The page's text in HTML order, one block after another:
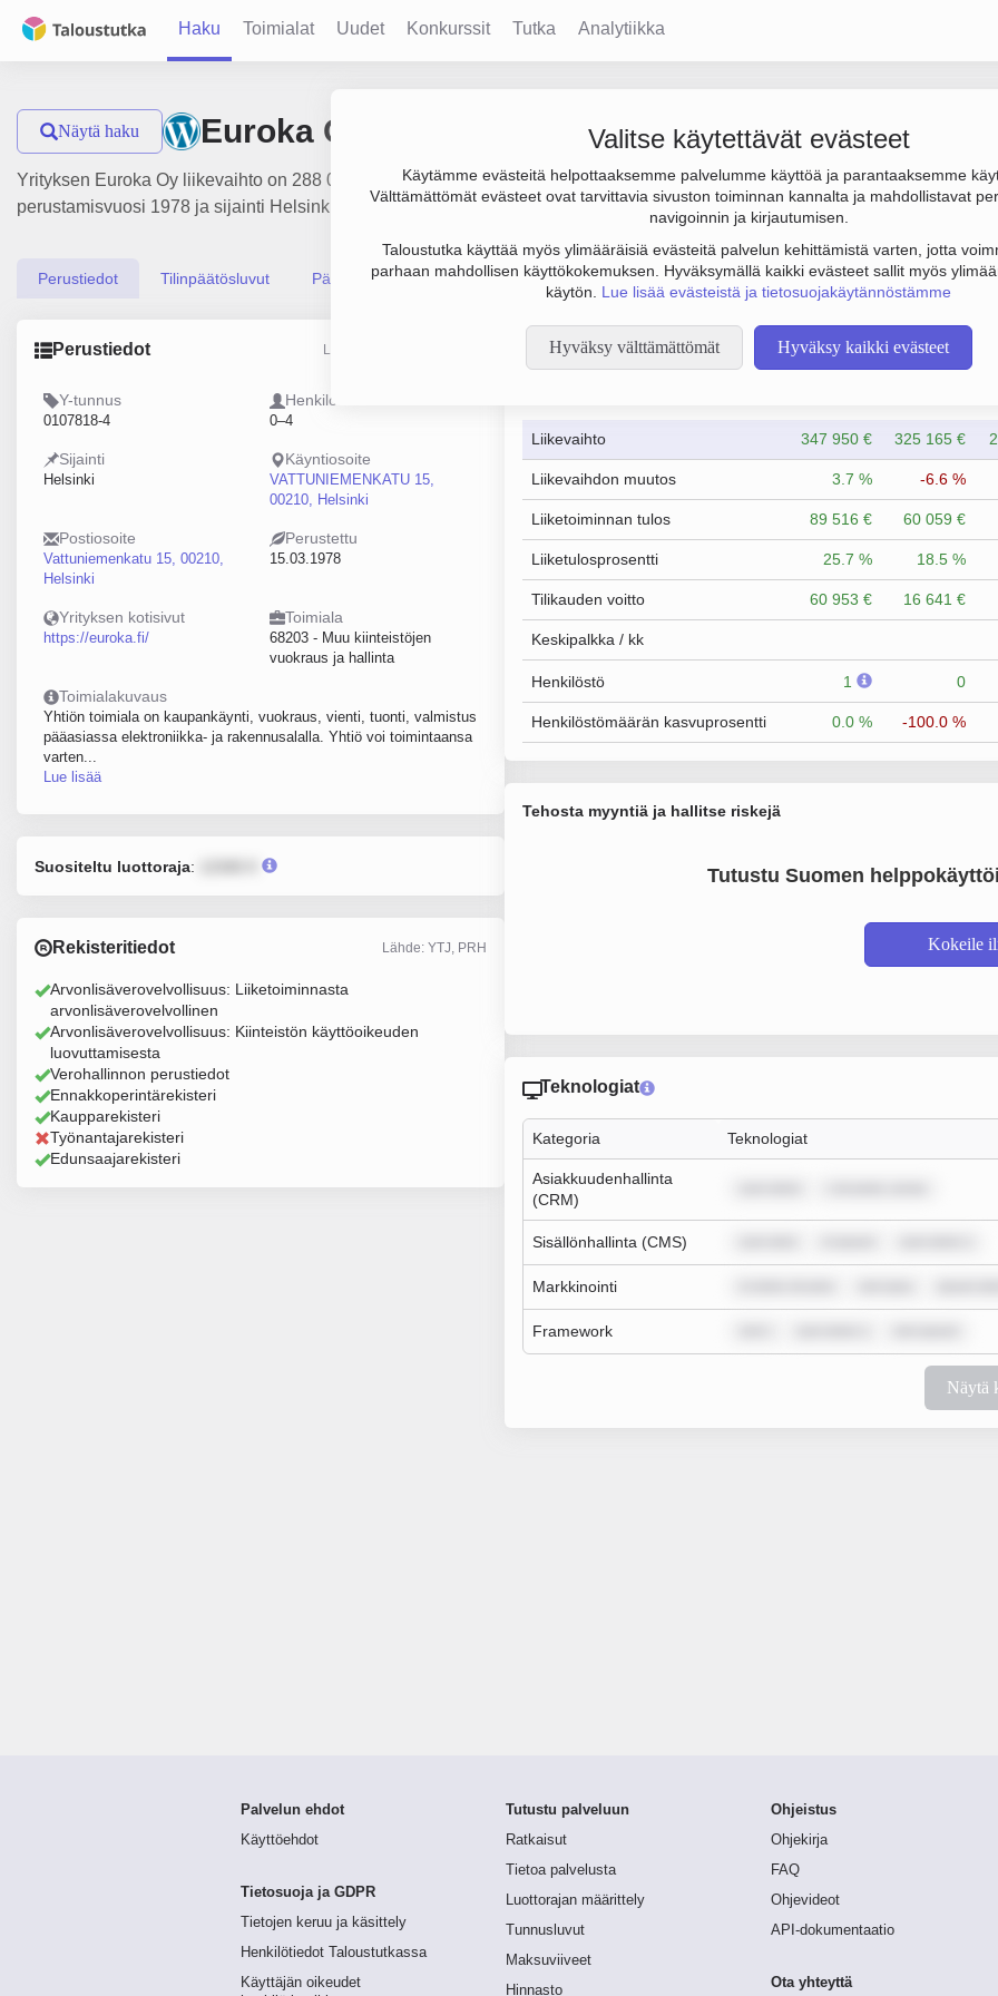
Haku Toimialat Uudet Konkurssit Tutka Analytiikka
Valitse käytettävät evästeet
Käytämme evästeitä helpottaaksemme palvelumme käyttöä ja parantaaksemme
Välttämättömät evästeet ovat tarvittavia sivuston toiminnan kannalta ja mahdollistavat
navigoinnin ja kirjautumisen.
Taloustutka käyttää myös ylimääräisiä evästeitä palvelun kehittämistä varten, jotta
parhaan mahdollisen käyttökokemuksen. Hyväksymällä kaikki evästeet sallit myös
käytön. Lue lisää evästeistä ja tietosuojakäytännöstämme
Hyväksy välttämättömät Hyväksy kaikki evästeet
Näytä haku Euroka Oy
Yrityksen Euroka Oy liikevaihto on 288 000 €, tulos 40 000 € ja henkilöstömäärä 0. Sen päätoimiala on Muu kiinteistöjen
perustamisvuosi 1978 ja sijainti Helsinki. Yrityksen yhtiömuoto Osakeyhtiö (OY).
Perustiedot Tilinpäätösluvut Päättäjätiedot
Perustiedot Lähde: YTJ, PRH, Traficom
Y-tunnus
0107818-4
Henkilöstömäärä
0–4
Sijainti
Helsinki
Käyntiosoite
VATTUNIEMENKATU 15,
00210, Helsinki
Postiosoite
Vattuniemenkatu 15, 00210,
Helsinki
Perustettu
15.03.1978
Yrityksen kotisivut
https://euroka.fi/
Toimiala
68203 - Muu kiinteistöjen
vuokraus ja hallinta
Toimialakuvaus
Yhtiön toimiala on kaupankäynti, vuokraus, vienti, tuonti, valmistus
pääasiassa elektroniikka- ja rakennusalalla. Yhtiö voi toimintaansa
varten...
Lue lisää
Suositeltu luottoraja:
Rekisteritiedot Lähde: YTJ, PRH
Arvonlisäverovelvollisuus: Liiketoiminnasta
arvonlisäverovelvollinen
Arvonlisäverovelvollisuus: Kiinteistön käyttöoikeuden
luovuttamisesta
Verohallinnon perustiedot
Ennakkoperintärekisteri
Kaupparekisteri
Työnantajarekisteri
Edunsaajarekisteri
Taloustiedot
Liikevaihto 347 950 € 325 165 €
Liikevaihdon muutos 3.7 % -6.6 %
Liiketoiminnan tulos 89 516 € 60 059 €
Liiketulosprosentti 25.7 % 18.5 %
Tilikauden voitto 60 953 € 16 641 €
Keskipalkka / kk
Henkilöstö 1 0
Henkilöstömäärän kasvuprosentti 0.0 % -100.0 %
Tehosta myyntiä ja hallitse riskejä
Tutustu Suomen
Kokeile
Teknologiat
Kategoria Teknologiat
Asiakkuudenhallinta
(CRM)
Sisällönhallinta (CMS)
Markkinointi
Framework
Näytä
Palvelun ehdot
Käyttöehdot
Tietosuoja ja GDPR
Tietojen keruu ja käsittely
Henkilötiedot Taloustutkassa
Käyttäjän oikeudet
Tutustu palveluun
Ratkaisut
Tietoa palvelusta
Luottorajan määrittely
Tunnusluvut
Maksuviiveet
Hinnasto
Ohjeistus
Ohjekirja
FAQ
Ohjevideot
API-dokumentaatio
Ota yhteyttä